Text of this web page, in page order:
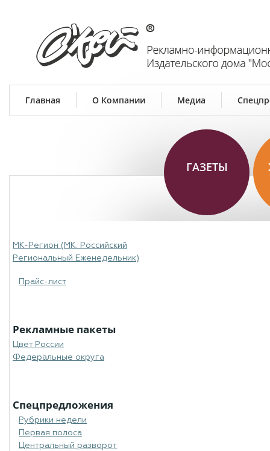
Главная О Компании Медиа
ГАЗЕТЫ
МК-Регион (МК. Российский
Региональный Еженедельник)
Прайс-лист
Рекламные пакеты
Цвет России
Федеральные округа
Спецпредложения
Рубрики недели
Первая полоса
Центральный разворот